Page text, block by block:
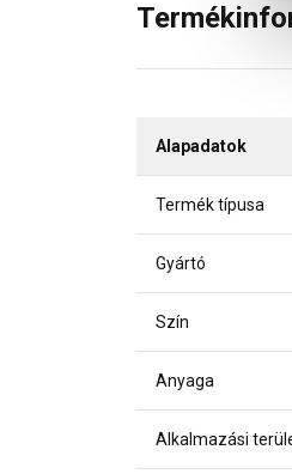
Alapadatok
Termék típusa
Gyártó
Szín
Anyaga
Alkalmazási